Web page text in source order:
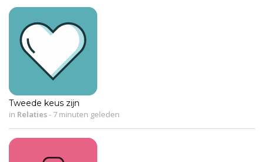
Tweede keus zijn
in Relaties- 7 minuten geleden